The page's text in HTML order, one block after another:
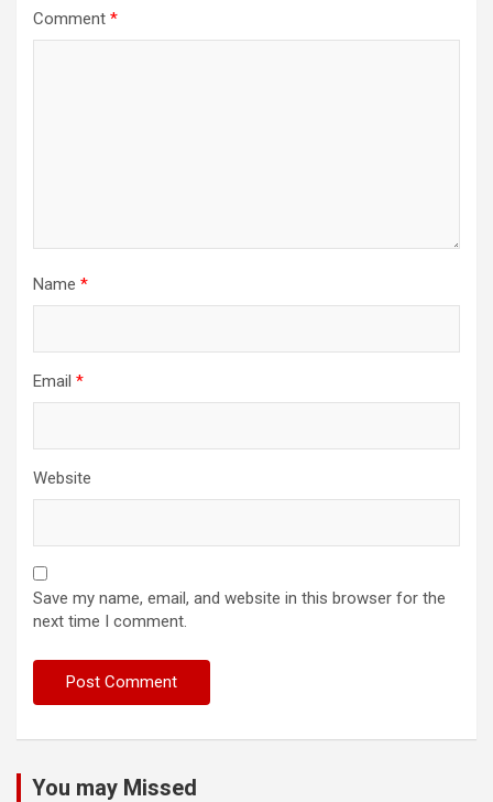
Comment *
Name *
Email *
Website
Save my name, email, and website in this browser for the
next time I comment.
You may Missed